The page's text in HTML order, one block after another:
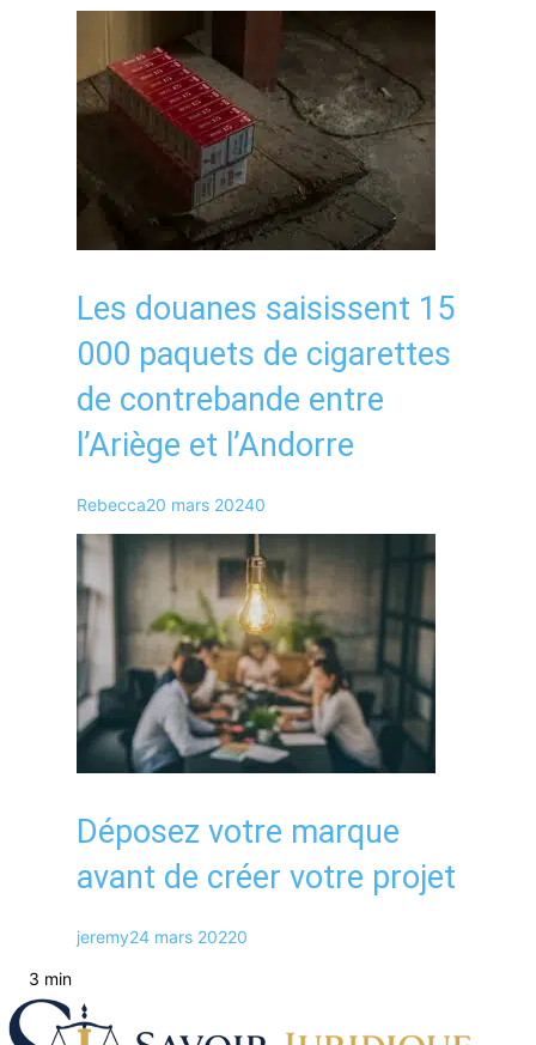
Les douanes saisissent 15
000 paquets de cigarettes
de contrebande entre
l’Ariège et l’Andorre
Rebecca20 mars 20240
Déposez votre marque
avant de créer votre projet
jeremy24 mars 20220
3 min